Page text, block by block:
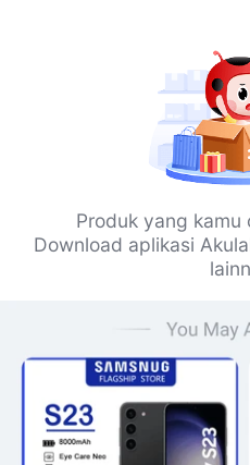
Produk yang
Download aplikasi